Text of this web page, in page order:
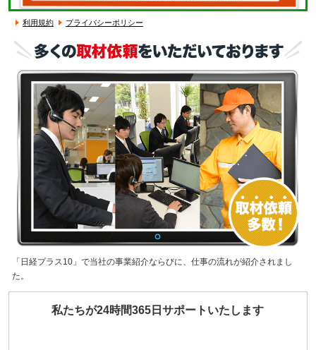
利用規約 プライバシーポリシー
「日経プラス10」で当社の事業紹介ならびに、仕事の流れが紹介されまし
た。
私たちが24時間365日サポートいたします